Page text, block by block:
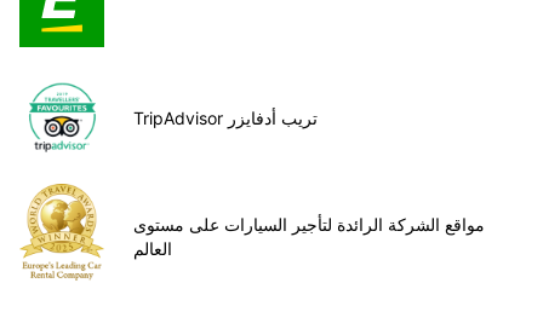
TripAdvisor تريب أدفايزر
مواقع الشركة الرائدة لتأجير السيارات على مستوى
العالم